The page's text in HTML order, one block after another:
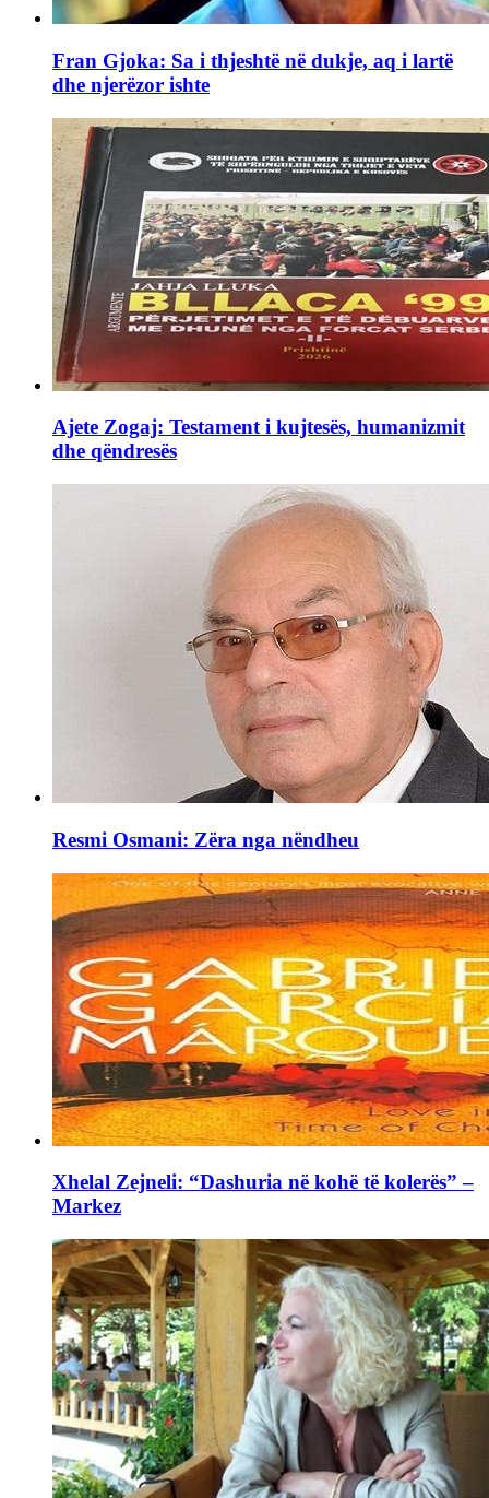
Fran Gjoka: Sa i thjeshtë në dukje, aq i lartë
dhe njerëzor ishte
Ajete Zogaj: Testament i kujtesës, humanizmit
dhe qëndresës
Resmi Osmani: Zëra nga nëndheu
Xhelal Zejneli: “Dashuria në kohë të kolerës” –
Markez